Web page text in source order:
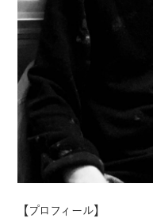
【プロフィール】